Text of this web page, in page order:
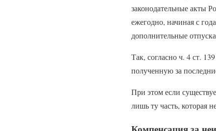
законодательные акты
ежегодно, начиная с
дополнительные
Так, согласно ч. 4 ст.
полученную за
При этом если
лишь ту часть, которая